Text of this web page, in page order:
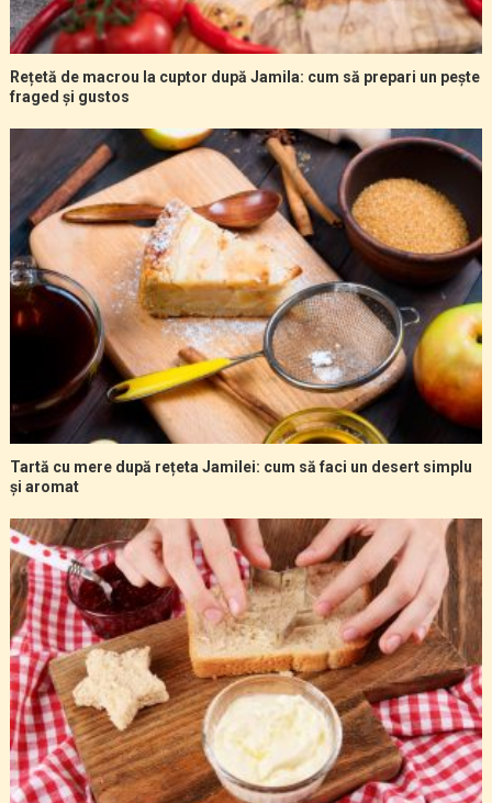
Rețetă de macrou la cuptor după Jamila: cum să prepari un pește
fraged și gustos
Tartă cu mere după rețeta Jamilei: cum să faci un desert simplu
și aromat